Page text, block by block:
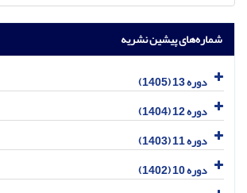
شماره‌های پیشین نشریه
دوره 13 (1405)
دوره 12 (1404)
دوره 11 (1403)
دوره 10 (1402)